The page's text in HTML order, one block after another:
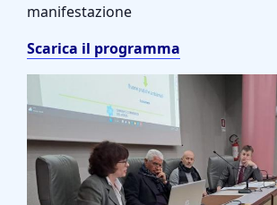
manifestazione
Scarica il programma